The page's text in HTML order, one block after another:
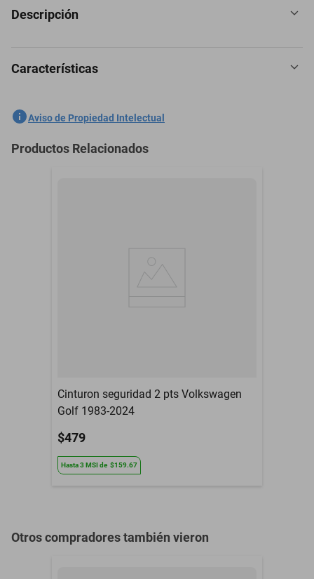
Descripción
Espejo Retrovisor para International M1100 1969 a 1975
Características
SKU
Marca
International
Aviso de Propiedad Intelectual
Productos Relacionados
Cinturon seguridad 2 pts Volkswagen
Golf 1983-2024
$479
Hasta3 MSIde $159.67
Otros compradores también vieron